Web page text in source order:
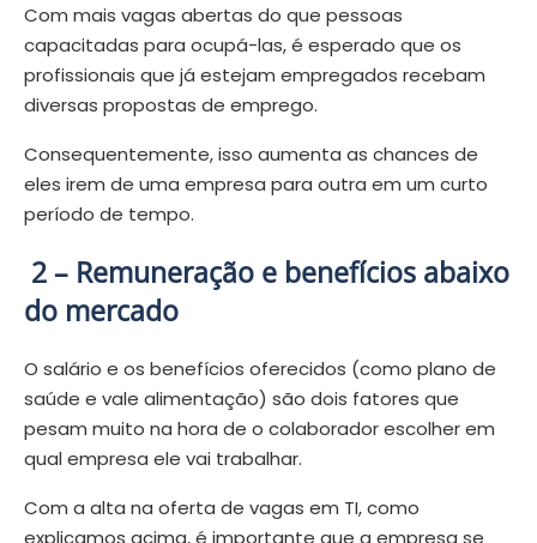
Com mais vagas abertas do que pessoas
capacitadas para ocupá-las, é esperado que os
profissionais que já estejam empregados recebam
diversas propostas de emprego.
Consequentemente, isso aumenta as chances de
eles irem de uma empresa para outra em um curto
período de tempo.
2 – Remuneração e benefícios abaixo
do mercado
O salário e os benefícios oferecidos (como plano de
saúde e vale alimentação) são dois fatores que
pesam muito na hora de o colaborador escolher em
qual empresa ele vai trabalhar.
Com a alta na oferta de vagas em TI, como
explicamos acima, é importante que a empresa se